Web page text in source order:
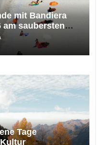
mit Bandiera
am saubersten
Tage